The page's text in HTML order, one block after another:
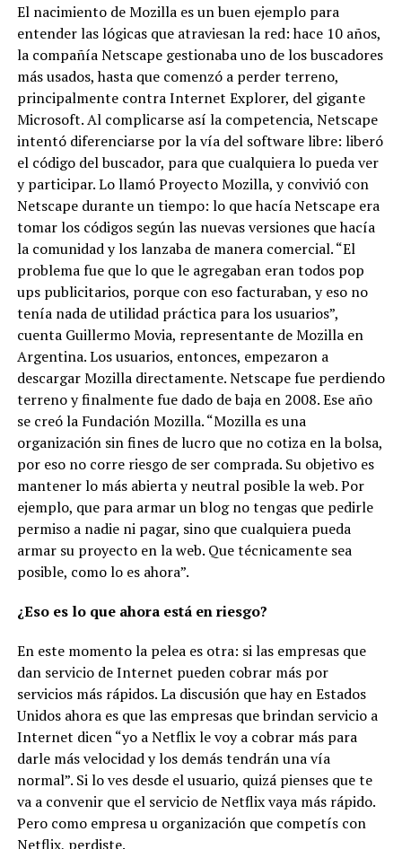
El nacimiento de Mozilla es un buen ejemplo para
entender las lógicas que atraviesan la red: hace 10 años,
la compañía Netscape gestionaba uno de los buscadores
más usados, hasta que comenzó a perder terreno,
principalmente contra Internet Explorer, del gigante
Microsoft. Al complicarse así la competencia, Netscape
intentó diferenciarse por la vía del software libre: liberó
el código del buscador, para que cualquiera lo pueda ver
y participar. Lo llamó Proyecto Mozilla, y convivió con
Netscape durante un tiempo: lo que hacía Netscape era
tomar los códigos según las nuevas versiones que hacía
la comunidad y los lanzaba de manera comercial. “El
problema fue que lo que le agregaban eran todos pop
ups publicitarios, porque con eso facturaban, y eso no
tenía nada de utilidad práctica para los usuarios”,
cuenta Guillermo Movia, representante de Mozilla en
Argentina. Los usuarios, entonces, empezaron a
descargar Mozilla directamente. Netscape fue perdiendo
terreno y finalmente fue dado de baja en 2008. Ese año
se creó la Fundación Mozilla. “Mozilla es una
organización sin fines de lucro que no cotiza en la bolsa,
por eso no corre riesgo de ser comprada. Su objetivo es
mantener lo más abierta y neutral posible la web. Por
ejemplo, que para armar un blog no tengas que pedirle
permiso a nadie ni pagar, sino que cualquiera pueda
armar su proyecto en la web. Que técnicamente sea
posible, como lo es ahora”.
¿Eso es lo que ahora está en riesgo?
En este momento la pelea es otra: si las empresas que
dan servicio de Internet pueden cobrar más por
servicios más rápidos.La discusión que hay en Estados
Unidos ahora es que las empresas que brindan servicio a
Internet dicen “yo a Netflix le voy a cobrar más para
darle más velocidad y los demás tendrán una vía
normal”. Si lo ves desde el usuario, quizá pienses que te
va a convenir que el servicio de Netflix vaya más rápido.
Pero como empresa u organización que competís con
Netflix, perdiste.